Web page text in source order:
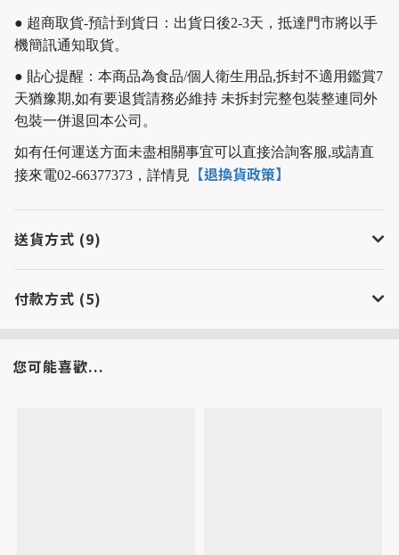
● 超商取貨-預計到貨日：出貨日後2-3天，抵達門市將以手
機簡訊通知取貨。
● 貼心提醒：本商品為食品/個人衛生用品,拆封不適用鑑賞7
天猶豫期,如有要退貨請務必維持 未拆封完整包裝整連同外
包裝一併退回本公司。
如有任何運送方面未盡相關事宜可以直接洽詢客服,或請直
接來電02-66377373， 詳情見 【退換貨政策】
送貨方式 (9)
付款方式 (5)
您可能喜歡...